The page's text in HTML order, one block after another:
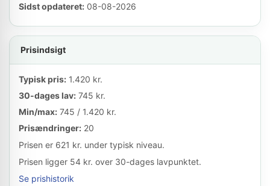
Sidst opdateret: 08-08-2026
Prisindsigt
Typisk pris: 1.420 kr.
30-dages lav: 745 kr.
Min/max: 745 / 1.420 kr.
Prisændringer: 20
Prisen er 621 kr. under typisk niveau.
Prisen ligger 54 kr. over 30-dages lavpunktet.
Se prishistorik